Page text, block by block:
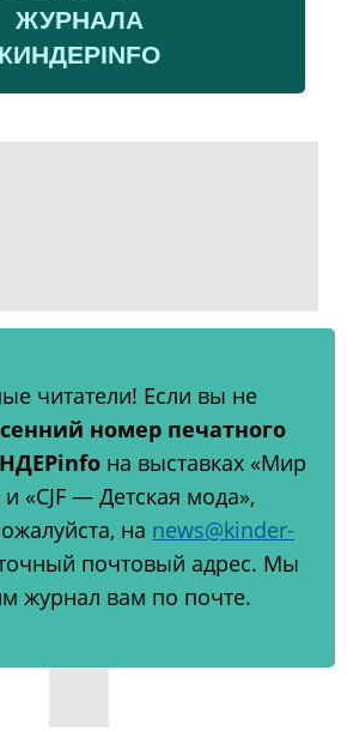
ЖУРНАЛА
КИНДЕРINFO
читатели! Если вы не
номер печатного
на выставках «Мир
и «CJF — Детская мода»,
на news@kinder-
почтовый адрес. Мы
журнал вам по почте.